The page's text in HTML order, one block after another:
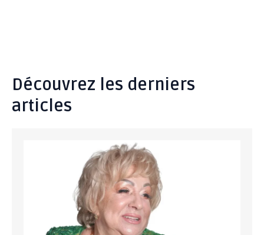
Découvrez les derniers
articles